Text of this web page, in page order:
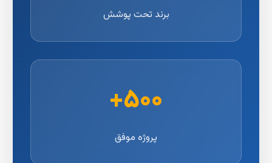
برند تحت پوشش
۵۰۰+
پروژه موفق